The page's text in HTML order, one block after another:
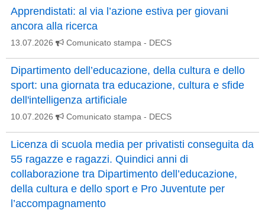
Apprendistati: al via l’azione estiva per giovani
ancora alla ricerca
13.07.2026 Comunicato stampa - DECS
Dipartimento dell’educazione, della cultura e dello
sport: una giornata tra educazione, cultura e sfide
dell'intelligenza artificiale
10.07.2026 Comunicato stampa - DECS
Licenza di scuola media per privatisti conseguita da
55 ragazze e ragazzi. Quindici anni di
collaborazione tra Dipartimento dell’educazione,
della cultura e dello sport e Pro Juventute per
l’accompagnamento